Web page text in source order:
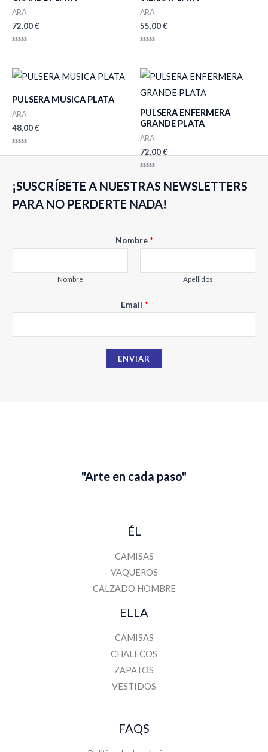
ARA
72,00€
de
5
ARA
55,00€
de
5
PULSERA MUSICA PLATA
ARA
48,00€
PULSERA ENFERMERA
GRANDE PLATA
ARA
72,00€
con
0
5
¡SUSCRÍBETE A NUESTRAS NEWSLETTERS
PARA NO PERDERTE NADA!
e
m
a
i
Nombre *
Nombre Apellidos
Email *
ENVIAR
"Arte en cada paso"
ÉL
CAMISAS
VAQUEROS
CALZADO HOMBRE
ELLA
CAMISAS
CHALECOS
ZAPATOS
VESTIDOS
FAQS